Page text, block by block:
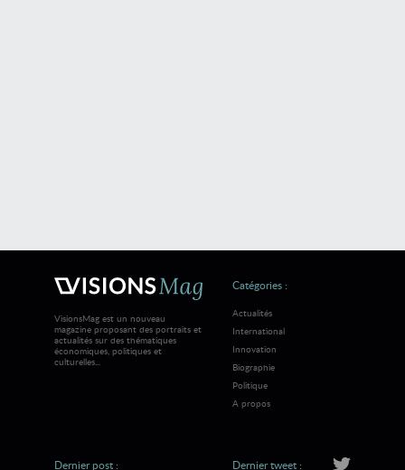
VisionsMag est un nouveau
magazine proposant des portraits et
actualités sur des thématiques
économiques, politiques et
culturelles...
Catégories :
Actualités
International
Innovation
Biographie
Politique
A propos
Dernier post : Dernier tweet :